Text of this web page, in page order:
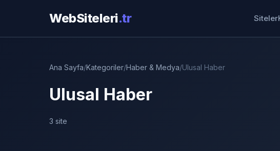
WebSiteleri.tr Siteler
Ana Sayfa/Kategoriler/Haber & Medya/Ulusal Haber
Ulusal Haber
3 site